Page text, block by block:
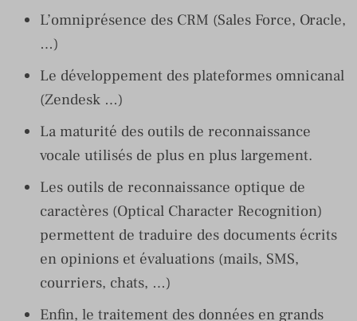
L’omniprésence des CRM (Sales Force, Oracle,
…)
Le développement des plateformes omnicanal
(Zendesk …)
La maturité des outils de reconnaissance
vocale utilisés de plus en plus largement.
Les outils de reconnaissance optique de
caractères (Optical Character Recognition)
permettent de traduire des documents écrits
en opinions et évaluations (mails, SMS,
courriers, chats, …)
Enfin, le traitement des données en grands